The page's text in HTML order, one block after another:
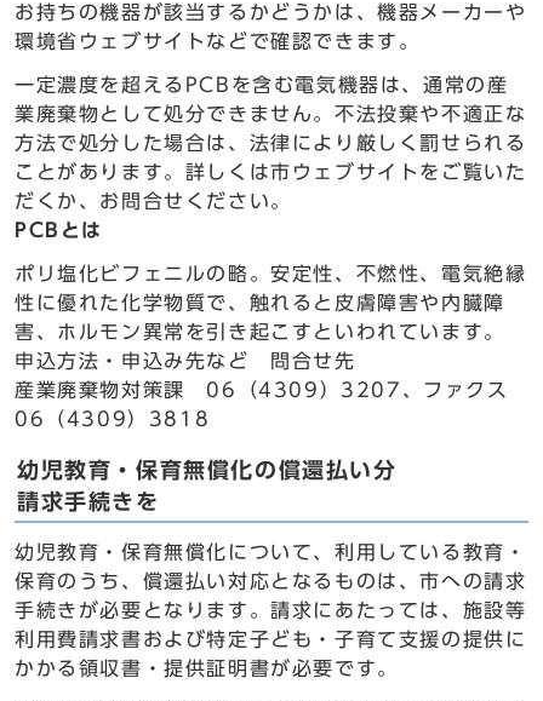
お持ちの機器が該当するかどうかは、機器メーカーや
環境省ウェブサイトなどで確認できます。
一定濃度を超えるPCBを含む電気機器は、通常の産
業廃棄物として処分できません。不法投棄や不適正な
方法で処分した場合は、法律により厳しく罰せられる
ことがあります。詳しくは市ウェブサイトをご覧いた
だくか、お問合せください。
PCBとは
ポリ塩化ビフェニルの略。安定性、不燃性、電気絶縁
性に優れた化学物質で、触れると皮膚障害や内臓障
害、ホルモン異常を引き起こすといわれています。
申込方法・申込み先など 問合せ先
産業廃棄物対策課 06（4309）3207、ファクス
06（4309）3818
幼児教育・保育無償化の償還払い分
請求手続きを
幼児教育・保育無償化について、利用している教育・
保育のうち、償還払い対応となるものは、市への請求
手続きが必要となります。請求にあたっては、施設等
利用費請求書および特定子ども・子育て支援の提供に
かかる領収書・提供証明書が必要です。